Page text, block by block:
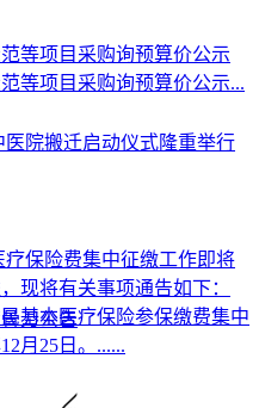
等项目采购询预算价公示
等项目采购询预算价公示...
院搬迁启动仪式隆重举行
保险费集中征缴工作即将
现将有关事项通告如下：
基本医疗保险参保缴费集中
月25日。......
刀公告